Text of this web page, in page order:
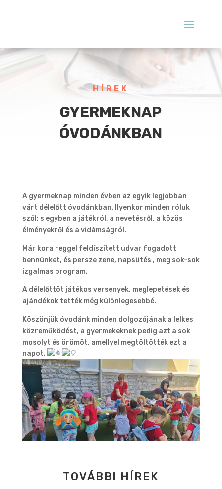
HÍREK
GYERMEKNAP
ÓVODÁNKBAN
A gyermeknap minden évben az egyik legjobban
várt délelőtt óvodánkban. Ilyenkor minden róluk
szól: s egyben a játékról, a nevetésről, a közös
élményekről és a vidámságról.
Már kora reggel feldíszített udvar fogadott
bennünket, és persze zene, napsütés , meg sok-sok
izgalmas program.
A délelőttöt játékos versenyek, meglepetések és
ajándékok tették még különlegesebbé.
Köszönjük óvodánk minden dolgozójának a lelkes
közreműködést, a gyermekeknek pedig azt a sok
mosolyt és örömöt, amellyel megtöltötték ezt a
napot.
TOVÁBBI HÍREK